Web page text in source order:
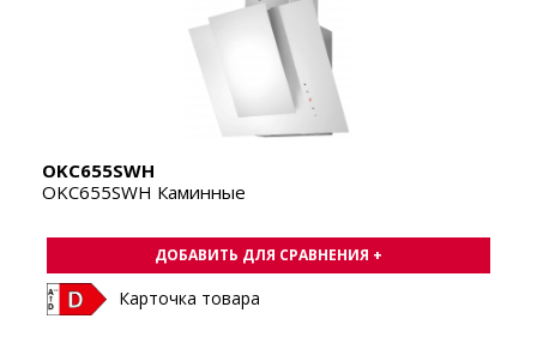
OKC655SWH
OKC655SWH Каминные
ДОБАВИТЬ ДЛЯ СРАВНЕНИЯ +
Карточка товара